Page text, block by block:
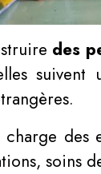
des
soins